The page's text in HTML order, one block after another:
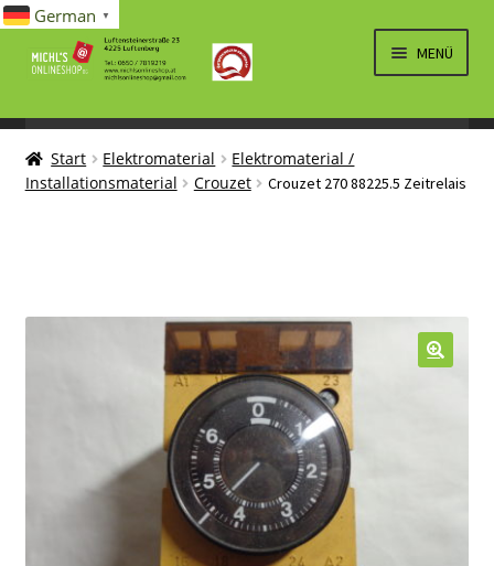
Navigation
Inhalt
MENÜ
SPIELWAREN/BAUSÄTZE
ÖFFNEN
ELEKTRO
ÖFFNEN
BRIEFMARKEN
ÖFFNEN
Start Elektromaterial
Elektromaterial /
Installationsmaterial
Crouzet Crouzet 270 88225.5 Zeitrelais
German ▼